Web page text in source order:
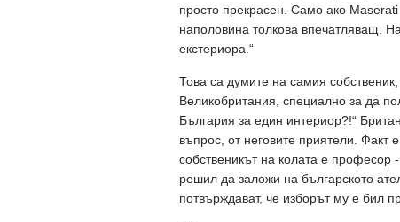
просто прекрасен. Само ако
наполовина толкова впечатляващ.
екстериора.“
Това са думите на самия
Великобритания, специално за да
България за един интериор?!“
въпрос, от неговите приятели. Факт
собственикът на колата е професор
решил да заложи на българското
потвърждават, че изборът му е бил